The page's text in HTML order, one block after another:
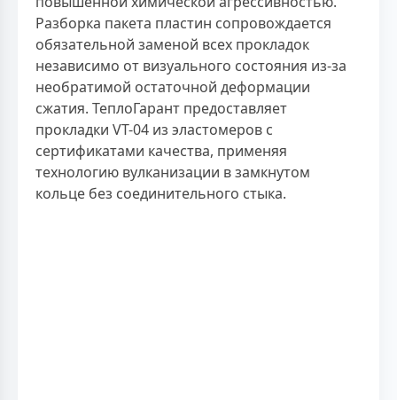
Разборка пакета пластин сопровождается
обязательной заменой всех прокладок
независимо от визуального состояния из-за
необратимой остаточной деформации
сжатия. ТеплоГарант предоставляет
прокладки VT-04 из эластомеров с
сертификатами качества, применяя
технологию вулканизации в замкнутом
кольце без соединительного стыка.